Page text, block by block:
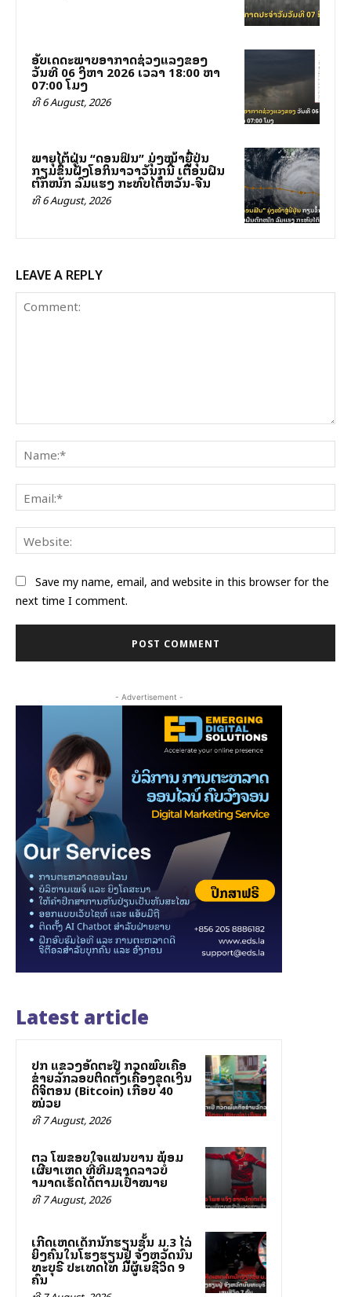
ອັບເດດສະພາບອາກາດຊ່ວງແລງຂອງ
ວັນທີ 06 ສິງຫາ 2026 ເວລາ 18:00 ຫາ
07:00 ໂມງ
ທີ 6 August, 2026
ພາຍຸໄຕ້ຝຸ່ນ “ດອນຟິນ” ມຸ່ງໜ້າສູ່ຍີ່ປຸ່ນ
ກຽມຂຶ້ນຝັ່ງໂອກິນາວາວັນສຸກນີ້ ເຕືອນຝົນ
ຕົກໜັກ ລົມແຮງ ກະທົບໄຕ້ຫວັນ-ຈີນ
ທີ 6 August, 2026
LEAVE A REPLY
Save my name, email, and website in this browser for the
next time I comment.
- Advertisement -
Latest article
ປກສ ແຂວງອັດຕະປື ກວດພົບເຄືອ
ຂ່າຍລັກລອບຕິດຕັ້ງເຄື່ອງຂຸດເງິນ
ດິຈິຕອນ (Bitcoin) ເກືອບ 40
ໝ່ວຍ
ທີ 7 August, 2026
ສຕລ ໂພສຂອບໃຈແຟນບານ ພ້ອມ
ເຜີຍສາເຫດ ທີ່ທີມຊາດລາວບໍ່
ສາມາດເຮັດໄດ້ຕາມເປົ້າໝາຍ
ທີ 7 August, 2026
ເກີດເຫດເດັກນັກຮຽນຊັ້ນ ມ.3 ໄລ່
ຍິງຄົນໃນໂຮງຮຽນຢູ່ ຈັງຫວັດນົນ
ທະບຸຣີ ປະເທດໄທ ມີຜູ້ເສຍຊີວິດ 9
ຄົນ